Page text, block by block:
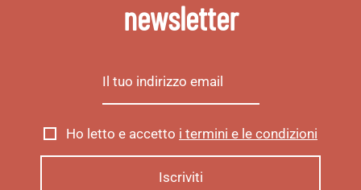
newsletter
Ho letto e accetto i termini e le condizioni